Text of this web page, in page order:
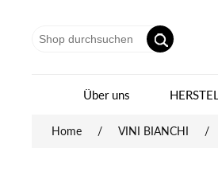
Über uns
Home / VINI BIANCHI /